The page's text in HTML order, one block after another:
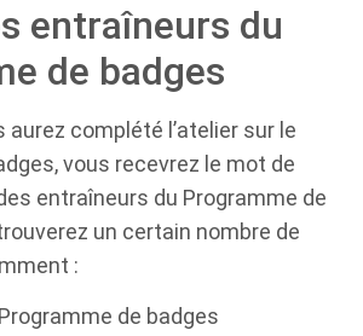
entraîneurs du
de badges
aurez complété l’atelier sur le
vous recevrez le mot de
entraîneurs du Programme de
un certain nombre de
:
de badges